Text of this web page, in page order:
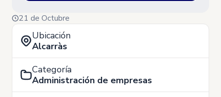
21 de Octubre
Ubicación
Alcarràs
Categoría
Administración de empresas